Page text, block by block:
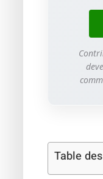
Table